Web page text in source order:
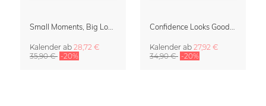
Kalender ab 28,72 €
35,90 € -20%
Kalender ab 27,92 €
34,90 € -20%